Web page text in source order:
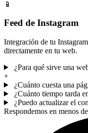
📱
Feed de Instagram
Integración de tu
directamente en tu web.
¿Para qué sirve una
+
¿Cuánto cuesta una
¿Cuánto tiempo tarda
¿Puedo actualizar el
Respondemos en menos